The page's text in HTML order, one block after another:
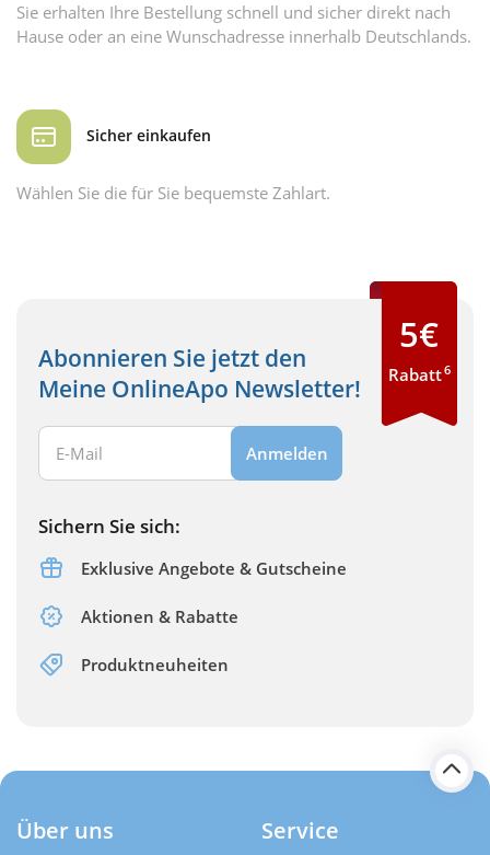
Sie erhalten Ihre Bestellung schnell und sicher direkt nach
Hause oder an eine Wunschadresse innerhalb Deutschlands.
Sicher einkaufen
Wählen Sie die für Sie bequemste Zahlart.
Abonnieren Sie jetzt den
Meine OnlineApo Newsletter!
Ihre E-Mail Adresse:
Anmelden
Sichern Sie sich:
Exklusive Angebote & Gutscheine
Aktionen & Rabatte
Produktneuheiten
5€
Rabatt6
Über uns Service